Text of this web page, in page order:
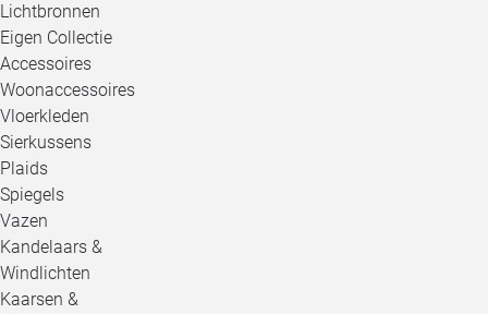
Lichtbronnen
Eigen Collectie
Accessoires
Woonaccessoires
Vloerkleden
Sierkussens
Plaids
Spiegels
Vazen
Kandelaars &
Windlichten
Kaarsen &